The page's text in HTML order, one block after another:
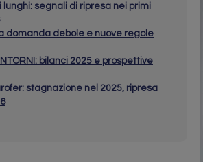
lunghi: segnali di ripresa nei primi
domanda debole e nuove regole
bilanci 2025 e prospettive
stagnazione nel 2025, ripresa